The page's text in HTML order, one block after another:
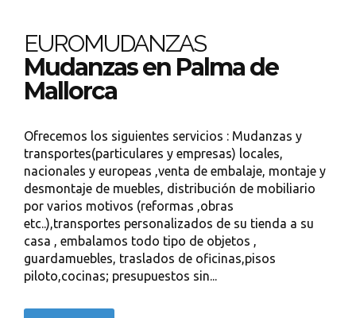
EUROMUDANZAS
Mudanzas en Palma de
Mallorca
Ofrecemos los siguientes servicios : Mudanzas y
transportes(particulares y empresas) locales,
nacionales y europeas ,venta de embalaje, montaje y
desmontaje de muebles, distribución de mobiliario
por varios motivos (reformas ,obras
etc..),transportes personalizados de su tienda a su
casa , embalamos todo tipo de objetos ,
guardamuebles, traslados de oficinas,pisos
piloto,cocinas; presupuestos sin...